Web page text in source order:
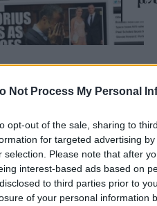
Not Process My Personal
opt-out of the sale, sharing to
for targeted advertising
selection. Please note that after
interest-based ads based on
to third parties prior to
of your personal information